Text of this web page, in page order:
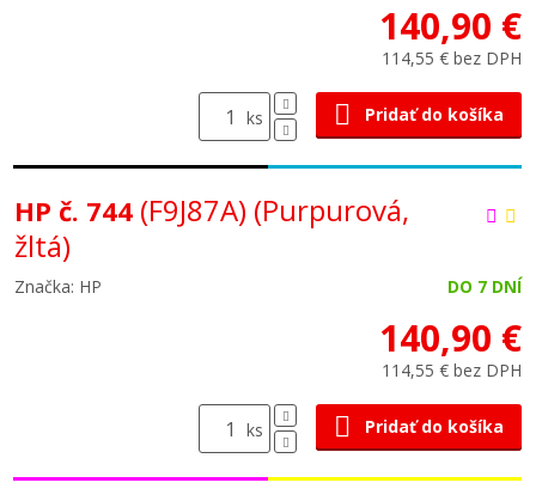
140,90 €
114,55 € bez DPH
ks Pridať do košíka
HP č. 744 (F9J87A) (Purpurová,
žltá)
Značka: HP DO 7 DNÍ
140,90 €
114,55 € bez DPH
ks Pridať do košíka